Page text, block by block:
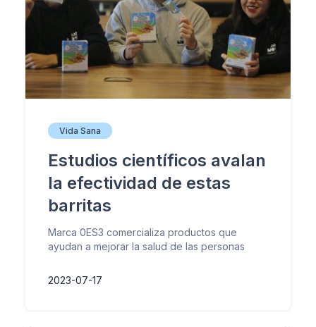
Vida Sana
Estudios científicos avalan
la efectividad de estas
barritas
Marca 0ES3 comercializa productos que
ayudan a mejorar la salud de las personas
2023-07-17